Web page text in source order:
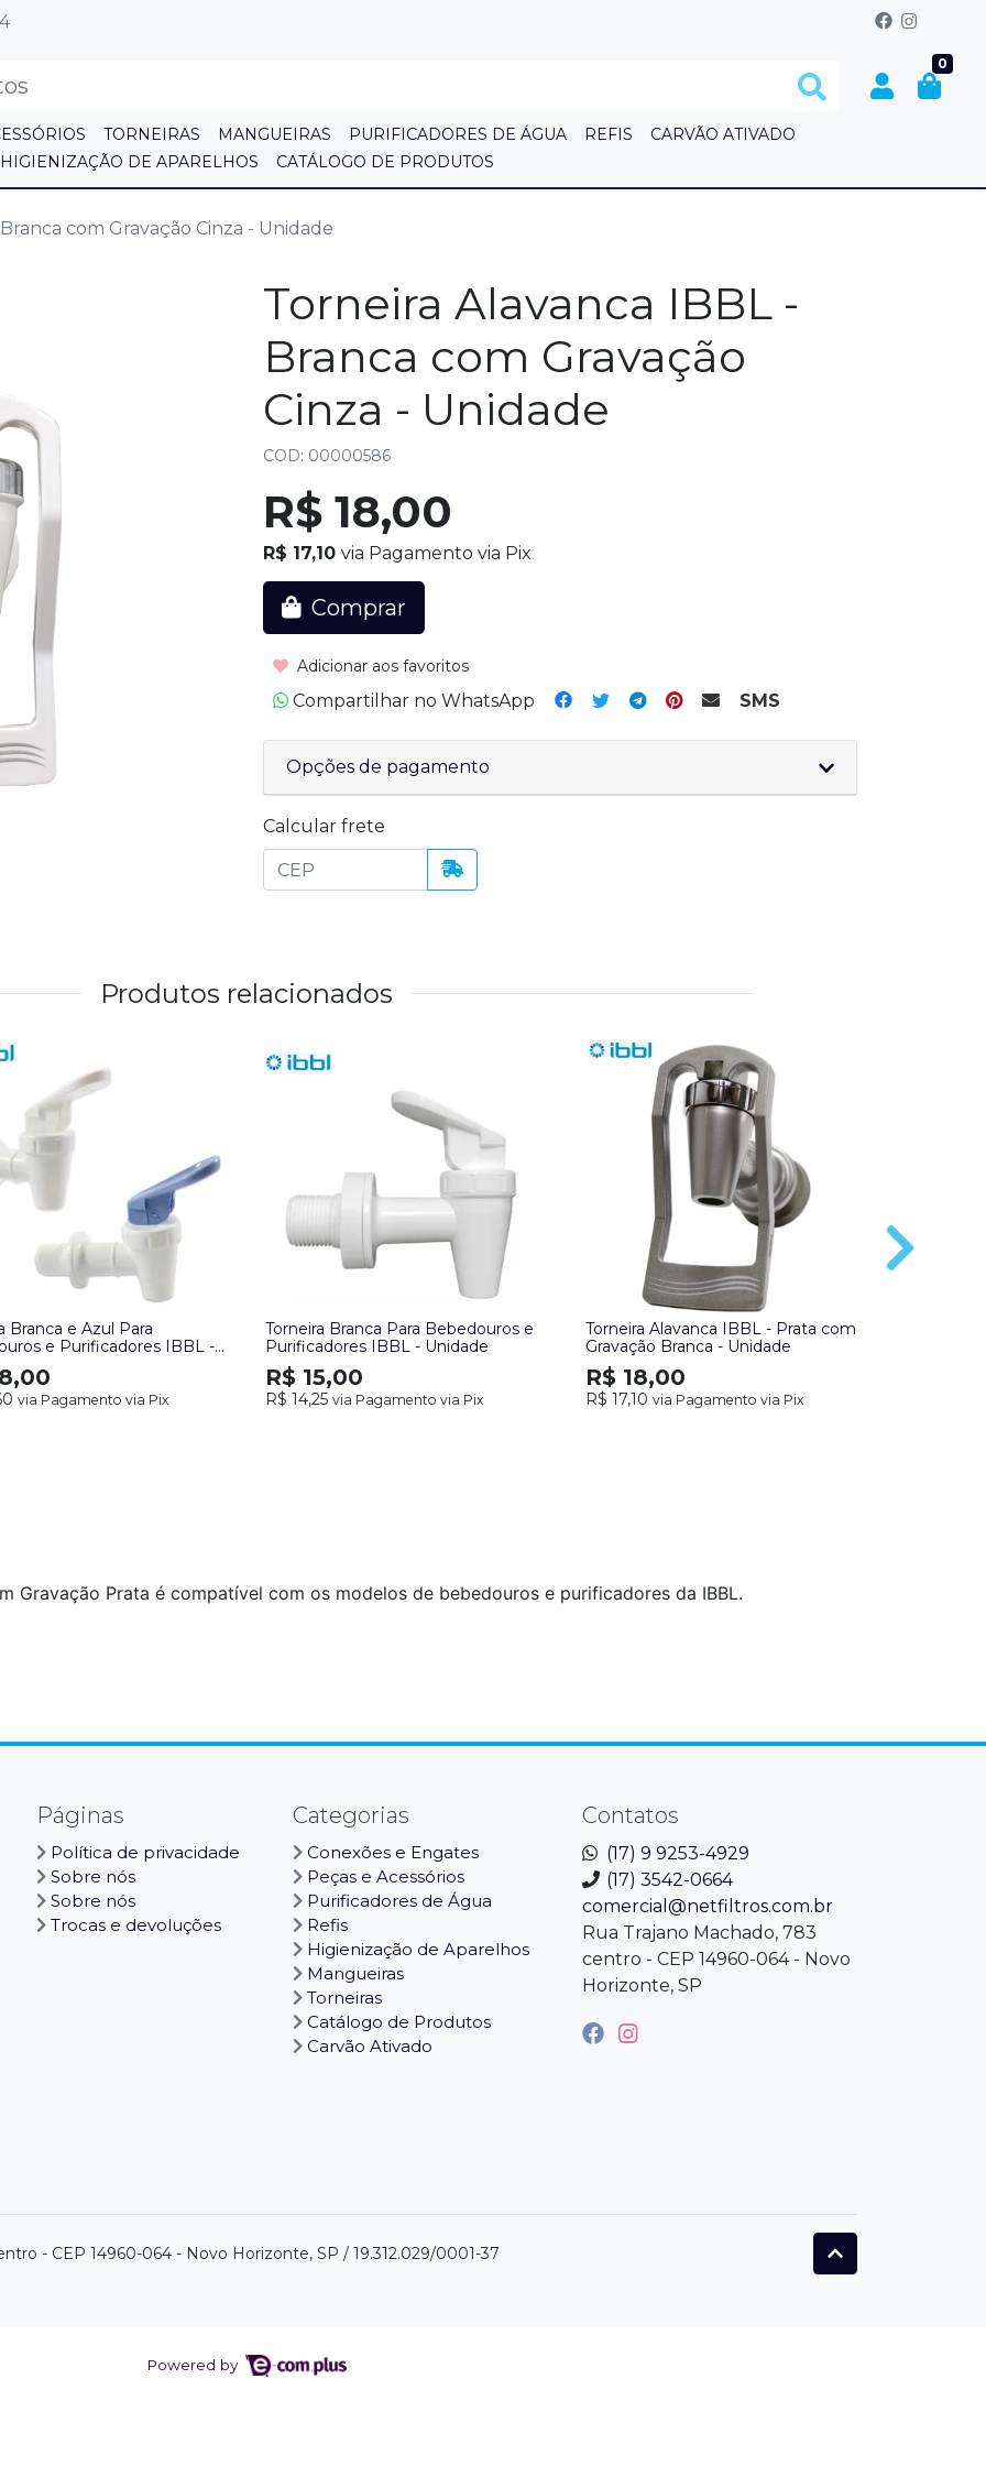
0
TORNEIRAS MANGUEIRAS PURIFICADORES DE ÁGUA REFIS
CARVÃO ATIVADO
HIGIENIZAÇÃO DE APARELHOS
CATÁLOGO DE PRODUTOS
com Gravação Cinza - Unidade
Torneira Alavanca IBBL -
Branca com Gravação
Cinza - Unidade
COD: 00000586
R$ 18,00
R$ 17,10 via Pagamento via Pix
Comprar
Adicionar aos favoritos
Compartilhar no WhatsApp SMS
Opções de pagamento
Calcular frete
Produtos relacionados
Branca e Azul Para
e Purificadores IBBL -
via Pagamento via Pix
Torneira Branca Para Bebedouros e
Purificadores IBBL - Unidade
R$ 15,00
R$ 14,25 via Pagamento via Pix
Torneira Alavanca IBBL - Prata com
Gravação Branca - Unidade
R$ 18,00
R$ 17,10 via Pagamento via Pix
Gravação Prata é compatível com os modelos de bebedouros e purificadores da IBBL.
Contatos
(17) 9 9253-4929
(17) 3542-0664
comercial@netfiltros.com.br
Rua Trajano Machado, 783
centro - CEP 14960-064 - Novo
Horizonte, SP
Páginas
Política de privacidade
Sobre nós
Sobre nós
Trocas e devoluções
Categorias
Conexões e Engates
Peças e Acessórios
Purificadores de Água
Refis
Higienização de Aparelhos
Mangueiras
Torneiras
Catálogo de Produtos
Carvão Ativado
- CEP 14960-064 - Novo Horizonte, SP / 19.312.029/0001-37
Powered by